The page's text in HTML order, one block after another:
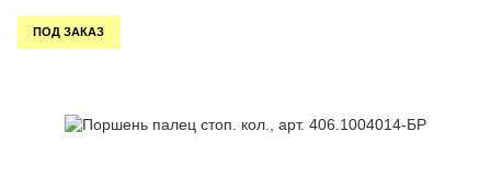
Гарантии
ПОД ЗАКАЗ